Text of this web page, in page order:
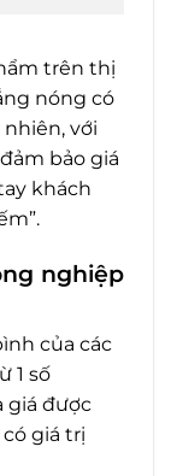
trên thị
nóng có
với
bảo giá
khách
nghiệp
của các
1 số
giá được
giá trị